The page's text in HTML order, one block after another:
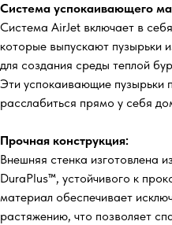
Система успокаивающего
Система AirJet включает в
которые выпускают пузырьки
для создания среды теплой
Эти успокаивающие пузырьки
расслабиться прямо у себя
Прочная конструкция:
Внешняя стенка изготовлена
DuraPlus™, устойчивого к
материал обеспечивает
растяжению, что позволяет